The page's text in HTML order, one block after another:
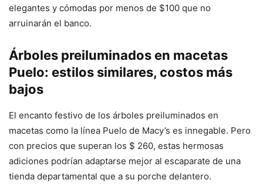
elegantes y cómodas por menos de $100 que no
arruinarán el banco.
Árboles preiluminados en macetas
Puelo: estilos similares, costos más
bajos
El encanto festivo de los árboles preiluminados en
macetas como la línea Puelo de Macy’s es innegable. Pero
con precios que superan los $ 260, estas hermosas
adiciones podrían adaptarse mejor al escaparate de una
tienda departamental que a su porche delantero.